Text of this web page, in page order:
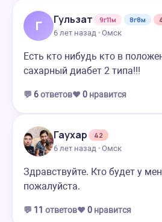
Г Гульзат 9г11м 8г8м
6 лет назад · Омск
Есть кто нибудь кто в
сахарный диабет 2 типа!!!
💬 6ответов❤️ 0 нравится
Гаухар
42
6 лет назад · Омск
Здравствуйте. Кто будет у
пожалуйста.
💬 11 ответов❤️ 0 нравится